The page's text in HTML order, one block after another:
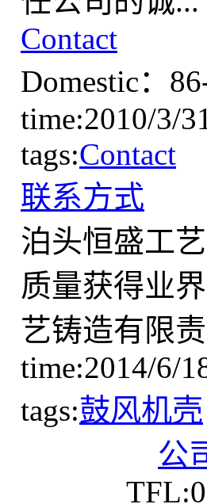
Contact
Domestic：
time:2010/3/
tags:Contact
联系方式
泊头恒盛工
质量获得业
艺铸造有限
time:2014/6/
tags:鼓风机壳
公